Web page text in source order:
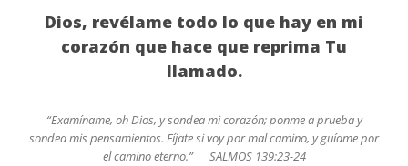
Dios, revélame todo lo que hay en mi
corazón que hace que reprima Tu
llamado.
“Examíname, oh Dios, y sondea mi corazón; ponme a prueba y
sondea mis pensamientos. Fíjate si voy por mal camino, y guíame por
el camino eterno.” SALMOS 139:23-24